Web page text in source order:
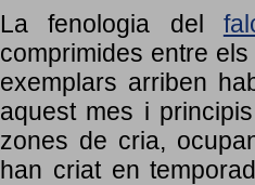
La fenologia del
comprimides entre
exemplars arriben
aquest mes i
zones de cria,
han criat en